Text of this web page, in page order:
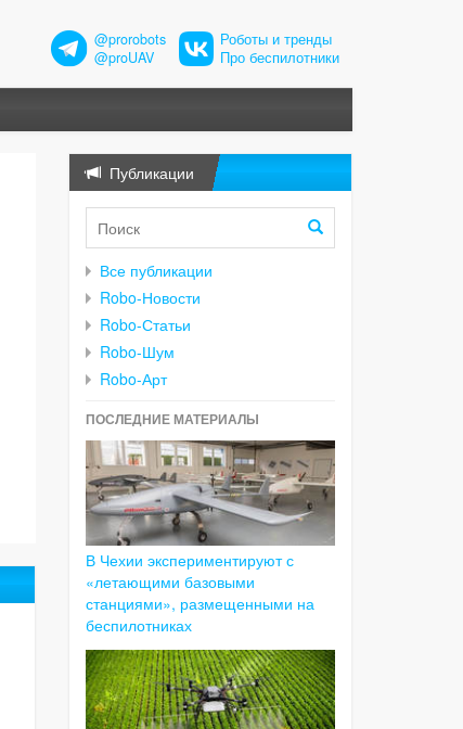
@prorobots
@proUAV
Роботы и тренды
Про беспилотники
Публикации
Все публикации
Robo-Новости
Robo-Статьи
Robo-Шум
Robo-Арт
ПОСЛЕДНИЕ МАТЕРИАЛЫ
В Чехии экспериментируют с
«летающими базовыми
станциями», размещенными на
беспилотниках